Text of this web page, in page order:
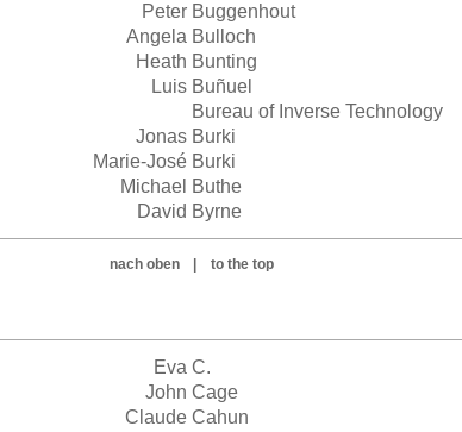
Peter Buggenhout
Angela Bulloch
Heath Bunting
Luis Buñuel
Bureau of Inverse Technology
Jonas Burki
Marie-José Burki
Michael Buthe
David Byrne
nach oben to the top
Eva C.
John Cage
Claude Cahun